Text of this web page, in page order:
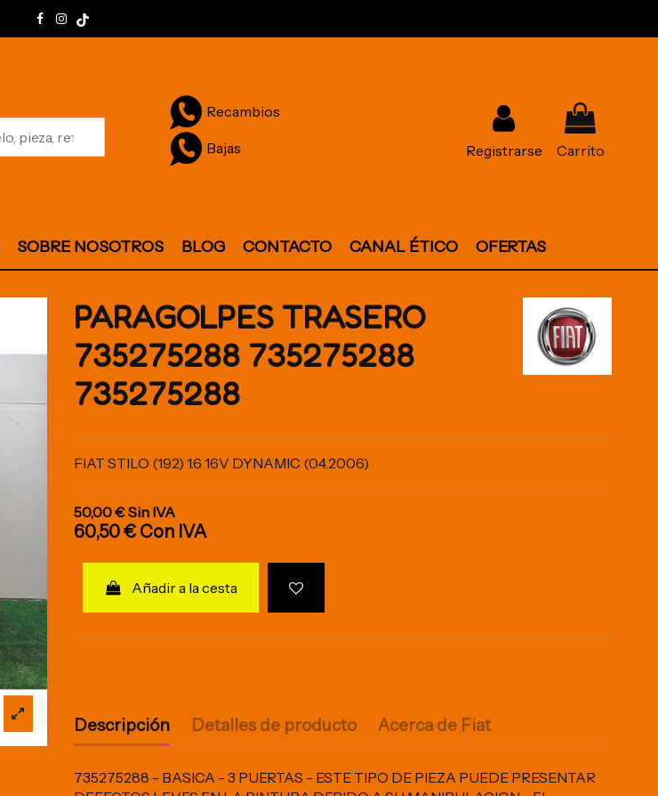
Recambios
Bajas Registrarse Carrito
SOBRE NOSOTROS BLOG CONTACTO CANAL ÉTICO OFERTAS
PARAGOLPES TRASERO
735275288 735275288
735275288
FIAT STILO (192) 1.6 16V DYNAMIC (04.2006)
50,00 €Sin IVA
60,50 € Con IVA
Añadir a la cesta
Descripción Detalles de producto Acerca de Fiat
735275288 - BASICA - 3 PUERTAS - ESTE TIPO DE PIEZA PUEDE PRESENTAR